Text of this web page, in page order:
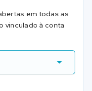
em todas as
vinculado à conta